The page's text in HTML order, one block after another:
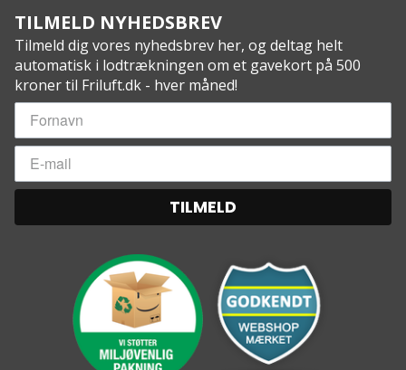
TILMELD NYHEDSBREV
Tilmeld dig vores nyhedsbrev her, og deltag helt
automatisk i lodtrækningen om et gavekort på 500
kroner til Friluft.dk - hver måned!
TILMELD